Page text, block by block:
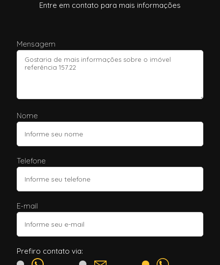
Entre em contato para mais informações
Mensagem
Nome
Telefone
E-mail
Prefiro contato via: